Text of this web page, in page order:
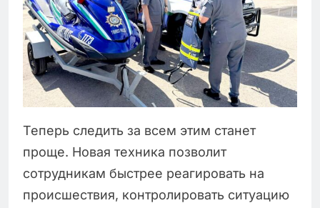
Теперь следить за всем этим станет
проще. Новая техника позволит
сотрудникам быстрее реагировать на
происшествия, контролировать ситуацию